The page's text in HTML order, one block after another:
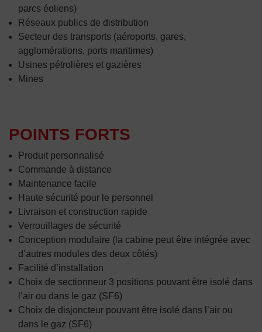
parcs éoliens)
Réseaux publics de distribution
Secteur des transports (aéroports, gares,
agglomérations, ports maritimes)
Usines pétrolières et gazières
Mines
POINTS FORTS
Produit personnalisé
Commande à distance
Maintenance facile
Haute sécurité pour le personnel
Livraison et construction rapide
Verrouillages de sécurité
Conception modulaire (la cabine peut être intégrée avec
d’autres modules des deux côtés)
Facilité d’installation
Choix de sectionneur 3 positions pouvant être isolé dans
l’air ou dans le gaz (SF6)
Choix de disjoncteur pouvant être isolé dans l’air ou
dans le gaz (SF6)